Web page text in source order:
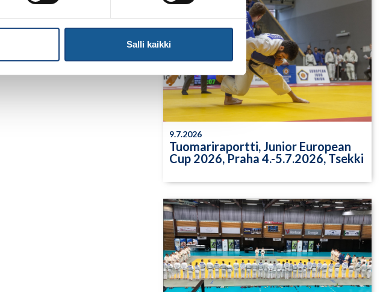
Salli kaikki
9.7.2026
Tuomariraportti, Junior European
Cup 2026, Praha 4.-5.7.2026, Tsekki